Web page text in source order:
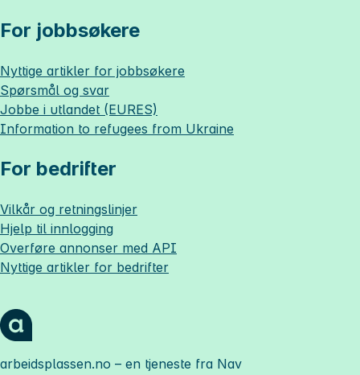
For jobbsøkere
Nyttige artikler for jobbsøkere
Spørsmål og svar
Jobbe i utlandet (EURES)
Information to refugees from Ukraine
For bedrifter
Vilkår og retningslinjer
Hjelp til innlogging
Overføre annonser med API
Nyttige artikler for bedrifter
arbeidsplassen.no – en tjeneste fra Nav